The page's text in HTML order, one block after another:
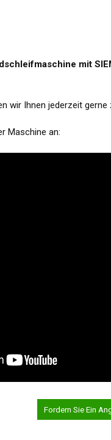
mit
wir Ihnen jederzeit gerne
Maschine an:
Fordern Sie Ein